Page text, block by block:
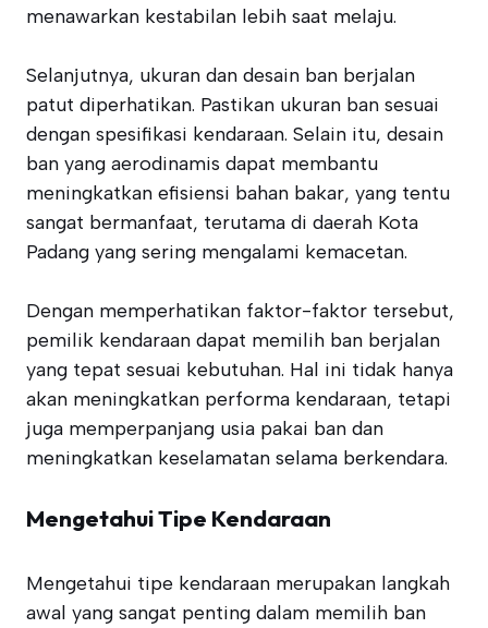
menawarkan kestabilan lebih saat melaju.
Selanjutnya, ukuran dan desain ban berjalan
patut diperhatikan. Pastikan ukuran ban sesuai
dengan spesifikasi kendaraan. Selain itu, desain
ban yang aerodinamis dapat membantu
meningkatkan efisiensi bahan bakar, yang tentu
sangat bermanfaat, terutama di daerah Kota
Padang yang sering mengalami kemacetan.
Dengan memperhatikan faktor-faktor tersebut,
pemilik kendaraan dapat memilih ban berjalan
yang tepat sesuai kebutuhan. Hal ini tidak hanya
akan meningkatkan performa kendaraan, tetapi
juga memperpanjang usia pakai ban dan
meningkatkan keselamatan selama berkendara.
Mengetahui Tipe Kendaraan
Mengetahui tipe kendaraan merupakan langkah
awal yang sangat penting dalam memilih ban